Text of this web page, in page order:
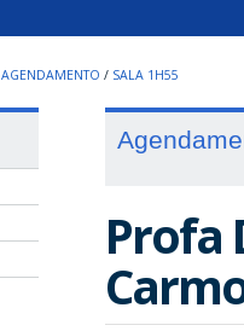
AGENDAMENTO / SALA 1H55
Profa